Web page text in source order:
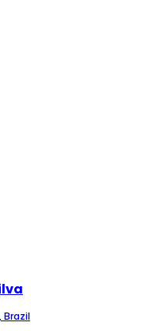
Brazil